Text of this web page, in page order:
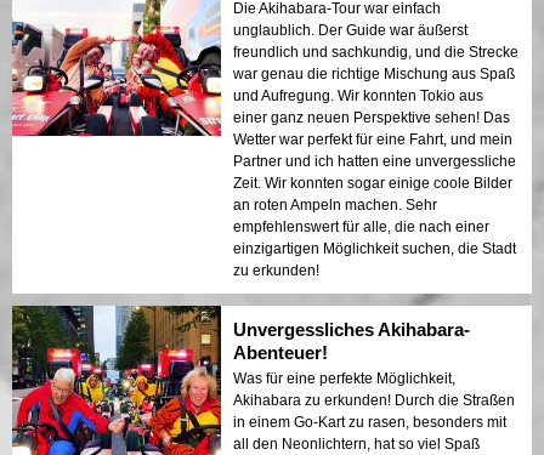
Die Akihabara-Tour war einfach
unglaublich. Der Guide war äußerst
freundlich und sachkundig, und die Strecke
war genau die richtige Mischung aus Spaß
und Aufregung. Wir konnten Tokio aus
einer ganz neuen Perspektive sehen! Das
Wetter war perfekt für eine Fahrt, und mein
Partner und ich hatten eine unvergessliche
Zeit. Wir konnten sogar einige coole Bilder
an roten Ampeln machen. Sehr
empfehlenswert für alle, die nach einer
einzigartigen Möglichkeit suchen, die Stadt
zu erkunden!
Unvergessliches Akihabara-
Abenteuer!
Was für eine perfekte Möglichkeit,
Akihabara zu erkunden! Durch die Straßen
in einem Go-Kart zu rasen, besonders mit
all den Neonlichtern, hat so viel Spaß